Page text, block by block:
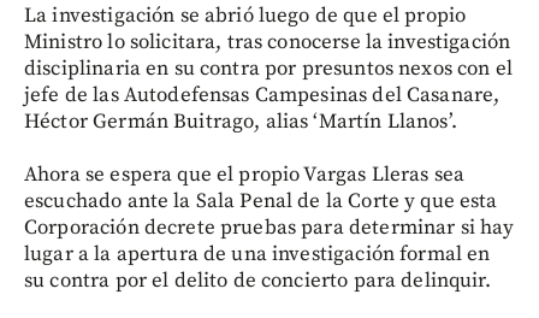
La investigación se abrió luego de que el propio
Ministro lo solicitara, tras conocerse la investigación
disciplinaria en su contra por presuntos nexos con el
jefe de las Autodefensas Campesinas del Casanare,
Héctor Germán Buitrago, alias ‘Martín Llanos’.
Ahora se espera que el propio Vargas Lleras sea
escuchado ante la Sala Penal de la Corte y que esta
Corporación decrete pruebas para determinar si hay
lugar a la apertura de una investigación formal en
su contra por el delito de concierto para delinquir.